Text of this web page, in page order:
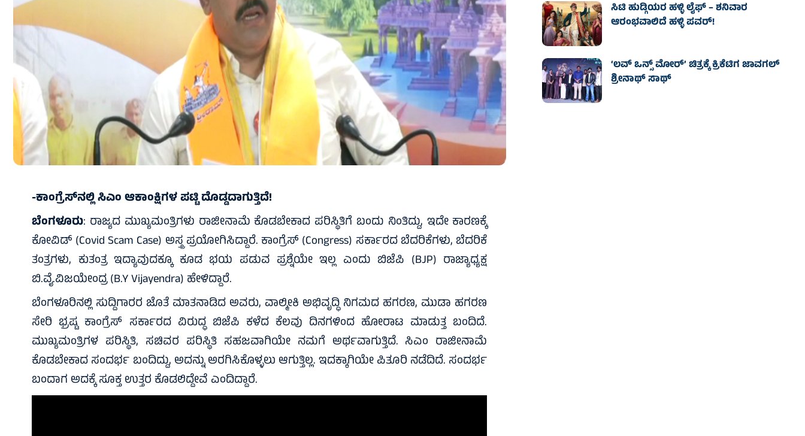
-ಕಾಂಗ್ರೆಸ್‌ನಲ್ಲಿ ಸಿಎಂ ಆಕಾಂಕ್ಷಿಗಳ ಪಟ್ಟಿ ದೊಡ್ಡದಾಗುತ್ತಿದೆ!
ಬೆಂಗಳೂರು: ರಾಜ್ಯದ ಮುಖ್ಯಮಂತ್ರಿಗಳು ರಾಜೀನಾಮೆ ಕೊಡಬೇಕಾದ ಪರಿಸ್ಥಿತಿಗೆ ಬಂದು ನಿಂತಿದ್ದು, ಇದೇ ಕಾರಣಕ್ಕೆ
ಕೋವಿಡ್ (Covid Scam Case) ಅಸ್ತ್ರ ಪ್ರಯೋಗಿಸಿದ್ದಾರೆ. ಕಾಂಗ್ರೆಸ್ (Congress) ಸರ್ಕಾರದ ಬೆದರಿಕೆಗಳು, ಬೆದರಿಕೆ
ತಂತ್ರಗಳು, ಕುತಂತ್ರ ಇದ್ಯಾವುದಕ್ಕೂ ಕೂಡ ಭಯ ಪಡುವ ಪ್ರಶ್ನೆಯೇ ಇಲ್ಲ ಎಂದು ಬಿಜೆಪಿ (BJP) ರಾಜ್ಯಾಧ್ಯಕ್ಷ
ಬಿ.ವೈ.ವಿಜಯೇಂದ್ರ (B.Y Vijayendra) ಹೇಳಿದ್ದಾರೆ.
ಬೆಂಗಳೂರಿನಲ್ಲಿ ಸುದ್ದಿಗಾರರ ಜೊತೆ ಮಾತನಾಡಿದ ಅವರು, ವಾಲ್ಮೀಕಿ ಅಭಿವೃದ್ಧಿ ನಿಗಮದ ಹಗರಣ, ಮುಡಾ ಹಗರಣ
ಸೇರಿ ಭ್ರಷ್ಟ ಕಾಂಗ್ರೆಸ್ ಸರ್ಕಾರದ ವಿರುದ್ಧ ಬಿಜೆಪಿ ಕಳೆದ ಕೆಲವು ದಿನಗಳಿಂದ ಹೋರಾಟ ಮಾಡುತ್ತ ಬಂದಿದೆ.
ಮುಖ್ಯಮಂತ್ರಿಗಳ ಪರಿಸ್ಥಿತಿ, ಸಚಿವರ ಪರಿಸ್ಥಿತಿ ಸಹಜವಾಗಿಯೇ ನಮಗೆ ಅರ್ಥವಾಗುತ್ತಿದೆ. ಸಿಎಂ ರಾಜೀನಾಮೆ
ಕೊಡಬೇಕಾದ ಸಂದರ್ಭ ಬಂದಿದ್ದು, ಅದನ್ನು ಅರಗಿಸಿಕೊಳ್ಳಲು ಆಗುತ್ತಿಲ್ಲ. ಇದಕ್ಕಾಗಿಯೇ ಪಿತೂರಿ ನಡೆದಿದೆ. ಸಂದರ್ಭ
ಬಂದಾಗ ಅದಕ್ಕೆ ಸೂಕ್ತ ಉತ್ತರ ಕೊಡಲಿದ್ದೇವೆ ಎಂದಿದ್ದಾರೆ.
ಸಿಟಿ ಹುಡ್ಗಿಯರ ಹಳ್ಳಿ ಲೈಫ್‌ – ಶನಿವಾರ
ಆರಂಭವಾಲಿದೆ ಹಳ್ಳಿ ಪವರ್‌!
‘ಲವ್ ಒನ್ಸ್ ಮೋರ್’ ಚಿತ್ರಕ್ಕೆ ಕ್ರಿಕೆಟಿಗ ಜಾವಗಲ್
ಶ್ರೀನಾಥ್ ಸಾಥ್